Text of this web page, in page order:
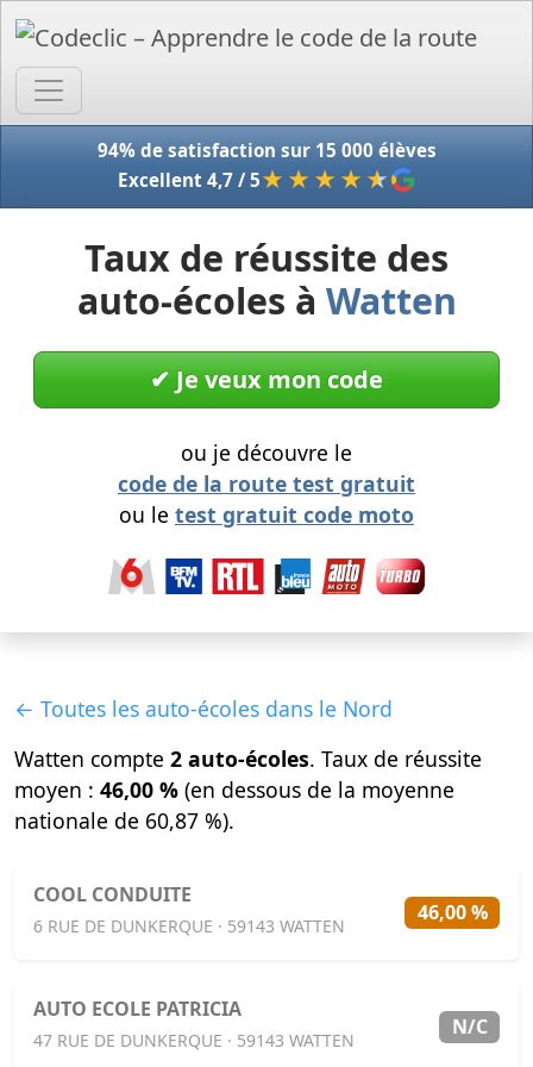
94% de satisfaction sur 15 000 élèves
Excellent 4,7 / 5★★★★ ★
Taux de réussite des
auto-écoles à Watten
✔︎ Je veux mon code
ou je découvre le
code de la route test gratuit
ou le test gratuit code moto
← Toutes les auto-écoles dans le Nord
Watten compte 2 auto-écoles. Taux de réussite
moyen : 46,00 % (en dessous de la moyenne
nationale de 60,87 %).
COOL CONDUITE
6 RUE DE DUNKERQUE · 59143 WATTEN
46,00 %
AUTO ECOLE PATRICIA
47 RUE DE DUNKERQUE · 59143 WATTEN
N/C